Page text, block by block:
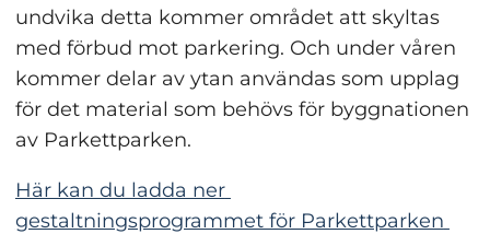
undvika detta kommer området att skyltas
med förbud mot parkering. Och under våren
kommer delar av ytan användas som upplag
för det material som behövs för byggnationen
av Parkettparken.
Här kan du ladda ner
gestaltningsprogrammet för Parkettparken